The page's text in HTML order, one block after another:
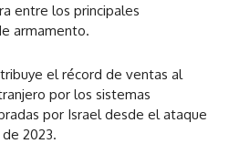
entre los principales
armamento.
el récord de ventas al
por los sistemas
por Israel desde el ataque
2023.